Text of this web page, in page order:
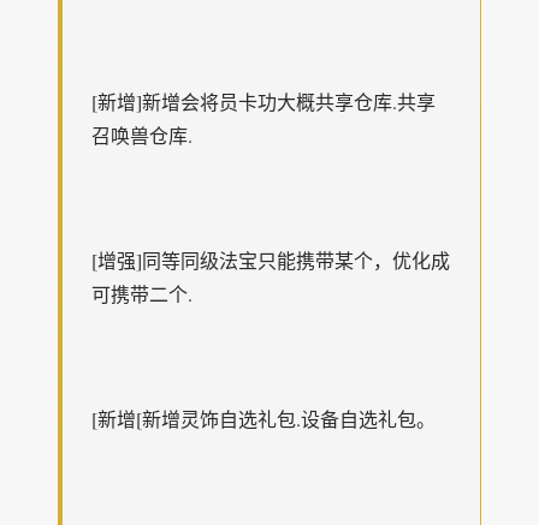
[新增]新增会将员卡功大概共享仓库.共享
召唤兽仓库.
[增强]同等同级法宝只能携带某个，优化成
可携带二个.
[新增[新增灵饰自选礼包.设备自选礼包。